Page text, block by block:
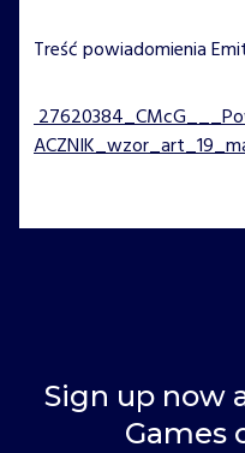
Treść powiadomienia
Sign up now
Games